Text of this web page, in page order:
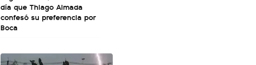
día que Thiago Almada
confesó su preferencia por
Boca